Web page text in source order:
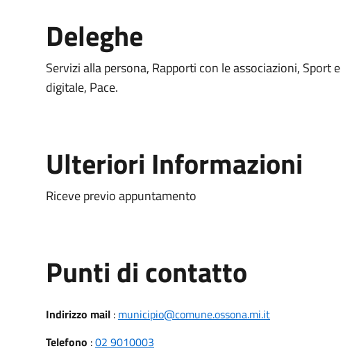
Deleghe
Servizi alla persona, Rapporti con le associazioni, Sport
digitale, Pace.
Ulteriori Informazioni
Riceve previo appuntamento
Punti di contatto
Indirizzo mail: municipio@comune.ossona.mi.it
Telefono :02 9010003